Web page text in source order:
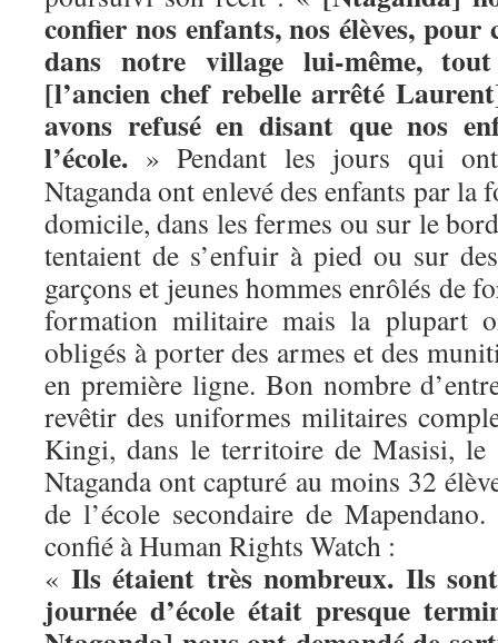
confier nos enfants, nos élèves,
dans notre village lui-même,
[l’ancien chef rebelle arrêté
avons refusé en disant que nos
l’école. » Pendant les jours qui
Ntaganda ont enlevé des enfants par la
domicile, dans les fermes ou sur le
tentaient de s’enfuir à pied ou sur
garçons et jeunes hommes enrôlés de
formation militaire mais la plupart
obligés à porter des armes et des
en première ligne. Bon nombre
revêtir des uniformes militaires
Kingi, dans le territoire de Masisi,
Ntaganda ont capturé au moins 32
de l’école secondaire de
confié à Human Rights Watch :
« Ils étaient très nombreux. Ils
journée d’école était presque